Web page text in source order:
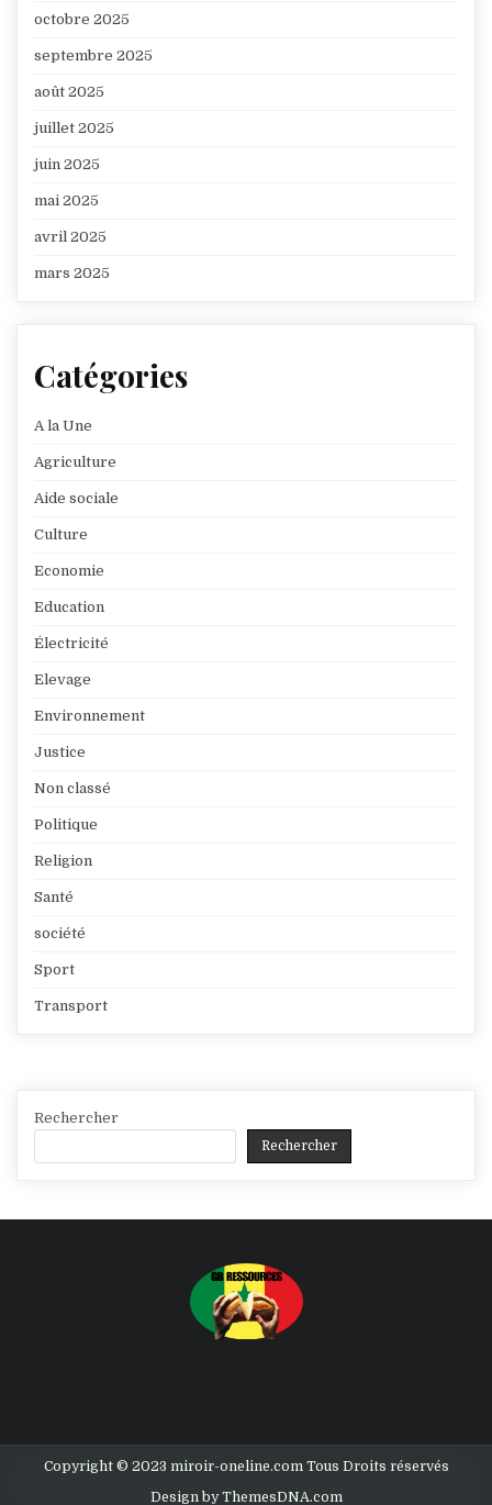
octobre 2025
septembre 2025
août 2025
juillet 2025
juin 2025
mai 2025
avril 2025
mars 2025
Catégories
A la Une
Agriculture
Aide sociale
Culture
Economie
Education
Électricité
Elevage
Environnement
Justice
Non classé
Politique
Religion
Santé
société
Sport
Transport
Rechercher
Rechercher
Copyright © 2023 miroir-oneline.com Tous Droits réservés
Design by ThemesDNA.com